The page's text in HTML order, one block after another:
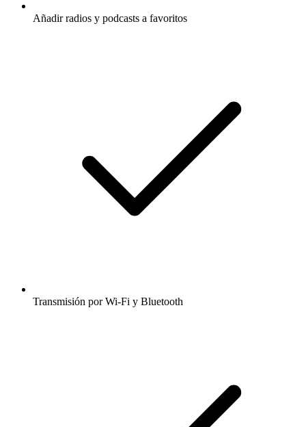
Añadir radios y podcasts a favoritos
Transmisión por Wi-Fi y Bluetooth